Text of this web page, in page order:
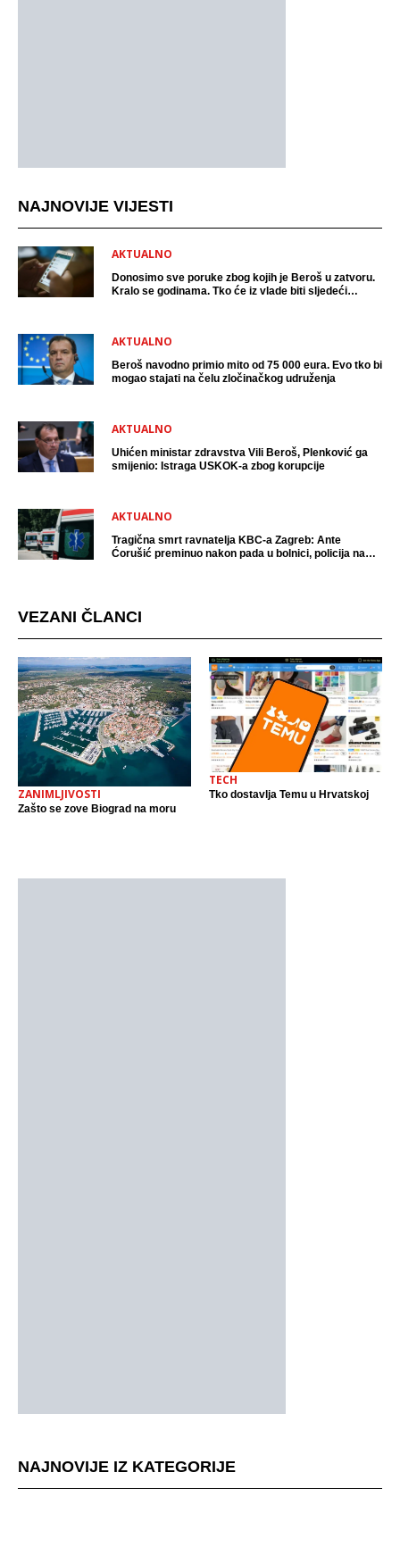
NAJNOVIJE VIJESTI
AKTUALNO
Donosimo sve poruke zbog kojih je Beroš u zatvoru.
Kralo se godinama. Tko će iz vlade biti sljedeći
AKTUALNO
Beroš navodno primio mito od 75 000 eura. Evo tko bi
mogao stajati na čelu zločinačkog udruženja
AKTUALNO
Uhićen ministar zdravstva Vili Beroš, Plenković ga
smijenio: Istraga USKOK-a zbog korupcije
AKTUALNO
Tragična smrt ravnatelja KBC-a Zagreb: Ante
Ćorušić preminuo nakon pada u bolnici, policija na
VEZANI ČLANCI
ZANIMLJIVOSTI
Zašto se zove Biograd na moru
TECH
Tko dostavlja Temu u Hrvatskoj
NAJNOVIJE IZ KATEGORIJE